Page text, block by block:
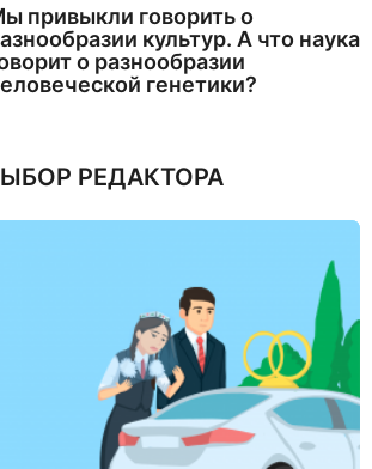
привыкли говорить о
культур. А что наука
о разнообразии
генетики?
РЕДАКТОРА